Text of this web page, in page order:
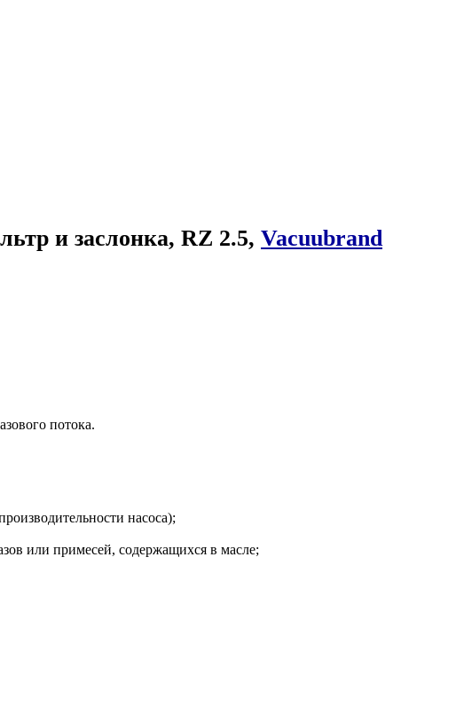
и заслонка, RZ 2.5, Vacuubrand
потока.
насоса);
или примесей, содержащихся в масле;